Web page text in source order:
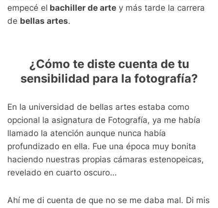
empecé el bachiller de arte y más tarde la carrera
de bellas artes.
¿Cómo te diste cuenta de tu
sensibilidad para la fotografía?
En la universidad de bellas artes estaba como
opcional la asignatura de Fotografía, ya me había
llamado la atención aunque nunca había
profundizado en ella. Fue una época muy bonita
haciendo nuestras propias cámaras estenopeicas,
revelado en cuarto oscuro…
Ahí me di cuenta de que no se me daba mal. Di mis